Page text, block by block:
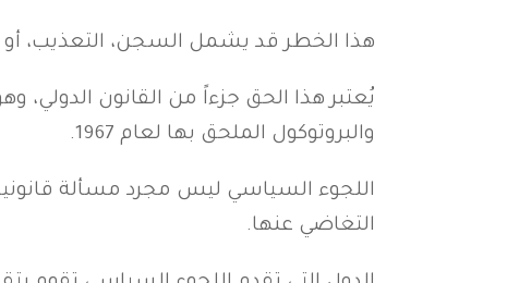
هذا الخطر قد يشمل السجن، التعذيب، أو
والبروتوكول الملحق بها لعام 1967.
اللجوء السياسي ليس مجرد مسألة
التغاضي عنها.